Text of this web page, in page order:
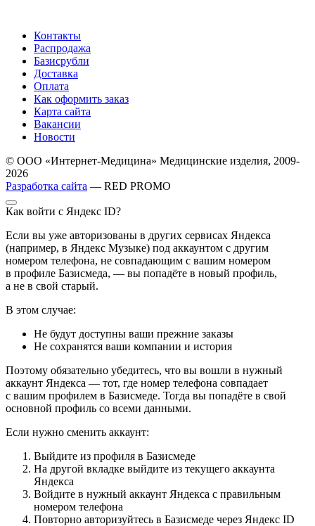
Контакты
Распродажа
Базисрубли
Доставка
Оплата
Как оформить заказ
Карта сайта
Вакансии
Новости
© ООО «Интернет-Медицина» Медицинские изделия, 2009-
2026
Разработка сайта — RED PROMO
Как войти с Яндекс ID?
Если вы уже авторизованы в других сервисах Яндекса
(например, в Яндекс Музыке) под аккаунтом с другим
номером телефона, не совпадающим с вашим номером
в профиле Базисмеда, — вы попадёте в новый профиль,
а не в свой старый.
В этом случае:
Не будут доступны ваши прежние заказы
Не сохранятся ваши компании и история
Поэтому обязательно убедитесь, что вы вошли в нужный
аккаунт Яндекса — тот, где номер телефона совпадает
с вашим профилем в Базисмеде. Тогда вы попадёте в свой
основной профиль со всеми данными.
Если нужно сменить аккаунт:
Выйдите из профиля в Базисмеде
На другой вкладке выйдите из текущего аккаунта
Яндекса
Войдите в нужный аккаунт Яндекса с правильным
номером телефона
Повторно авторизуйтесь в Базисмеде через Яндекс ID